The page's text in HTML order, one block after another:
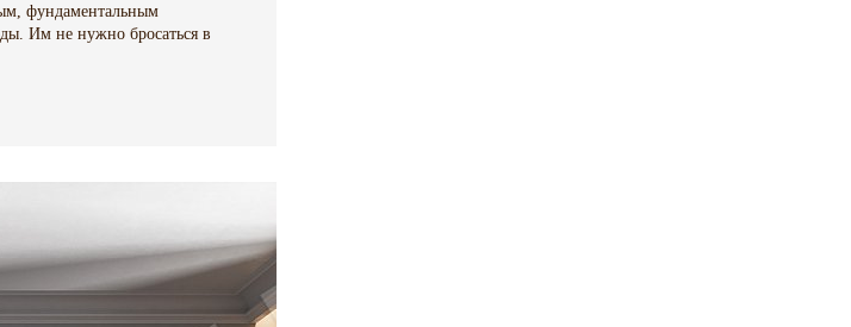
фундаментальным
Им не нужно бросаться в